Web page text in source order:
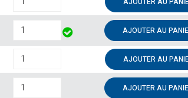
AJOUTER AU
AJOUTER AU
AJOUTER AU